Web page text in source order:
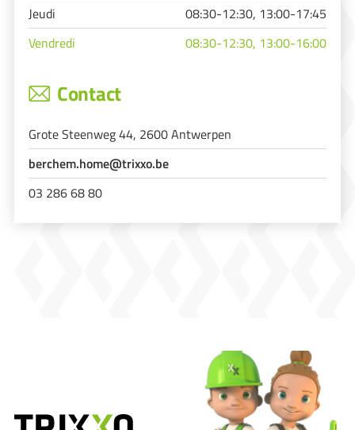
Jeudi
08:30-12:30, 13:00-17:45
Vendredi
08:30-12:30, 13:00-16:00
Contact
Grote Steenweg 44, 2600 Antwerpen
berchem.home@trixxo.be
03 286 68 80